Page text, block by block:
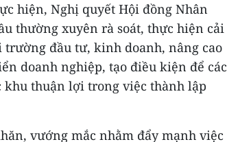
hiện, Nghị quyết Hội đồng Nhân
thường xuyên rà soát, thực hiện cải
đầu tư, kinh doanh, nâng cao
doanh nghiệp, tạo điều kiện để các
khu thuận lợi trong việc thành lập
vướng mắc nhằm đẩy mạnh việc